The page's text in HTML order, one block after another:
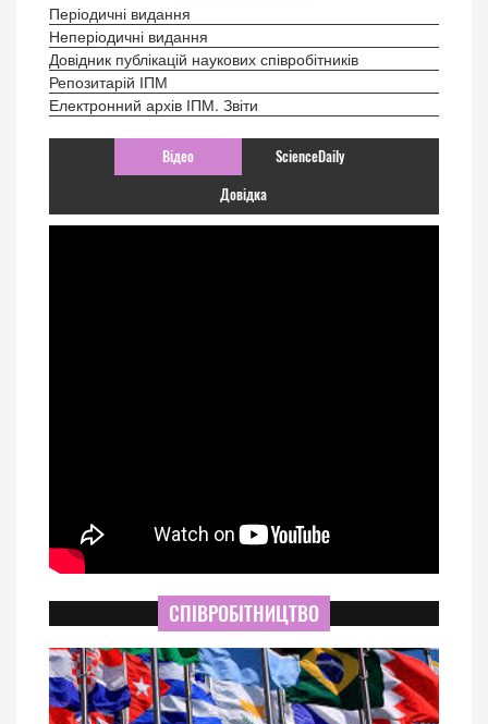
Періодичні видання
Неперіодичні видання
Довідник публікацій наукових співробітників
Репозитарій ІПМ
Електронний архів ІПМ. Звіти
Відео ScienceDaily
Довідка
СПІВРОБІТНИЦТВО